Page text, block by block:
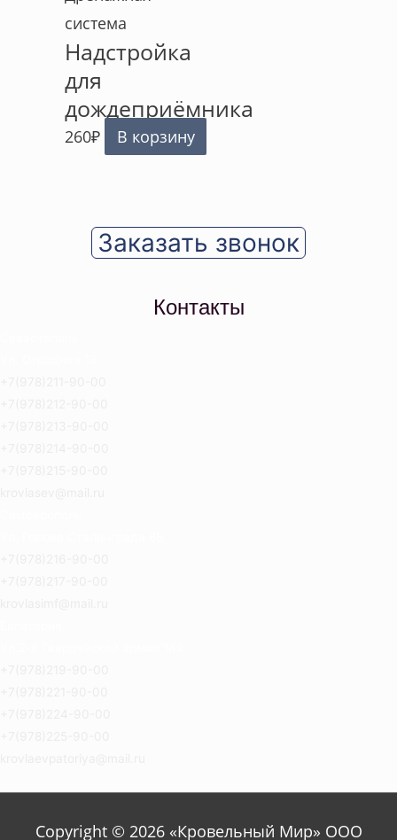
система
Надстройка
для
дождеприёмника
260₽ В корзину
Заказать звонок
Контакты
Copyright © 2026 «Кровельный Мир» ООО